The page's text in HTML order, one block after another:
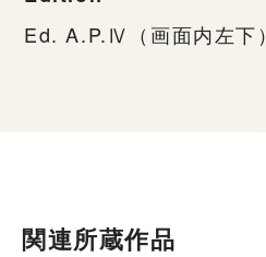
Ed. A.P.Ⅳ（画面内左下）
関連所蔵作品